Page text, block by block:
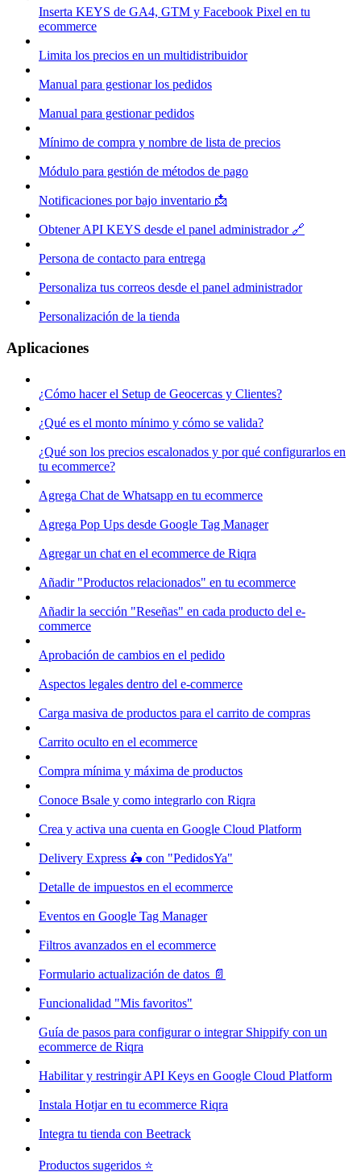
Inserta KEYS de GA4, GTM y Facebook Pixel en tu
ecommerce
Limita los precios en un multidistribuidor
Manual para gestionar los pedidos
Manual para gestionar pedidos
Mínimo de compra y nombre de lista de precios
Módulo para gestión de métodos de pago
Notificaciones por bajo inventario 📩
Obtener API KEYS desde el panel administrador 🔗
Persona de contacto para entrega
Personaliza tus correos desde el panel administrador
Personalización de la tienda
Aplicaciones
¿Cómo hacer el Setup de Geocercas y Clientes?
¿Qué es el monto mínimo y cómo se valida?
¿Qué son los precios escalonados y por qué configurarlos en
tu ecommerce?
Agrega Chat de Whatsapp en tu ecommerce
Agrega Pop Ups desde Google Tag Manager
Agregar un chat en el ecommerce de Riqra
Añadir "Productos relacionados" en tu ecommerce
Añadir la sección "Reseñas" en cada producto del e-
commerce
Aprobación de cambios en el pedido
Aspectos legales dentro del e-commerce
Carga masiva de productos para el carrito de compras
Carrito oculto en el ecommerce
Compra mínima y máxima de productos
Conoce Bsale y como integrarlo con Riqra
Crea y activa una cuenta en Google Cloud Platform
Delivery Express 🛵 con "PedidosYa"
Detalle de impuestos en el ecommerce
Eventos en Google Tag Manager
Filtros avanzados en el ecommerce
Formulario actualización de datos 📄
Funcionalidad "Mis favoritos"
Guía de pasos para configurar o integrar Shippify con un
ecommerce de Riqra
Habilitar y restringir API Keys en Google Cloud Platform
Instala Hotjar en tu ecommerce Riqra
Integra tu tienda con Beetrack
Productos sugeridos ⭐